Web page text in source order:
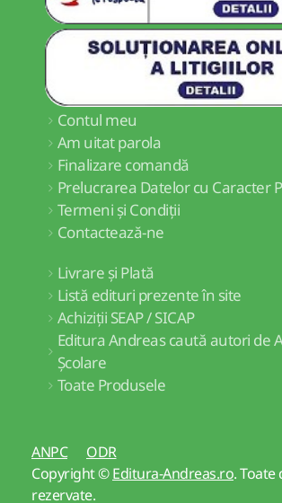
Contul meu
Am uitat parola
Finalizare comandă
Prelucrarea Datelor cu Caracter
Termeni și Condiții
Contactează-ne
Livrare și Plată
Listă edituri prezente în site
Achiziții SEAP / SICAP
Editura Andreas caută autori de
Școlare
Toate Produsele
ANPC
ODR
Copyright ©Editura-Andreas.ro.
rezervate.